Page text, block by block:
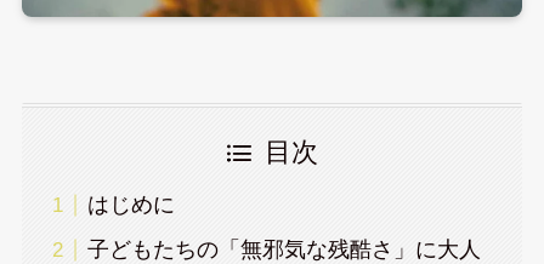
目次
はじめに
子どもたちの「無邪気な残酷さ」に大人